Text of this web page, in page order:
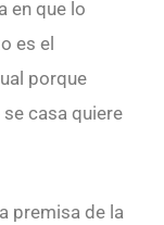
en que lo
es el
porque
casa quiere
premisa de la